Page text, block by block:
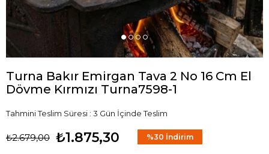
Turna Bakır Emirgan Tava 2 No 16 Cm El
Dövme Kırmızı Turna7598-1
Tahmini Teslim Süresi : 3 Gün İçinde Teslim
₺2.679,00 ₺1.875,30 %30 İndirim